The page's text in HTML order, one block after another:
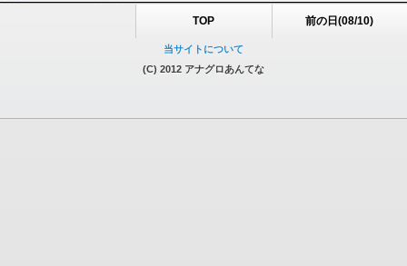
TOP 前の日(08/10)
当サイトについて
(C) 2012 アナグロあんてな